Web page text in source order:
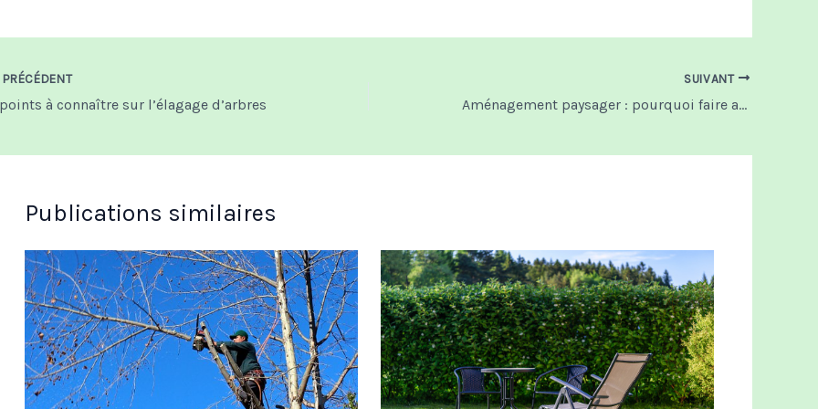
PRÉCÉDENT
à connaître sur l’élagage d’arbres
SUIVANT
Aménagement paysager : pourquoi faire appel à une entreprise spécialisée ?
Publications similaires